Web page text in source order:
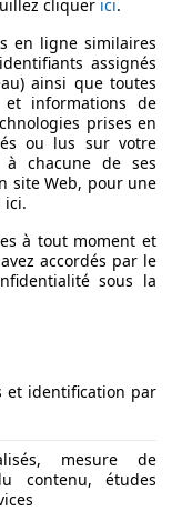
mains
cliquer ici.
en ligne similaires
assignés
ainsi que toutes
informations de
prises en
ou lus sur votre
chacune de ses
site Web, pour une
ici.
à tout moment et
accordés par le
sous la
et identification par
mesure de
contenu, études